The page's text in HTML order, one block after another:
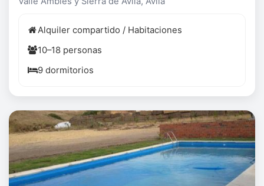
Alquiler compartido / Habitaciones
10–18 personas
9 dormitorios